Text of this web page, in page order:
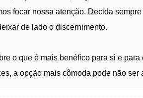
focar nossa atenção. Decida
de lado o discernimento.
o que é mais benéfico para si e
a opção mais cômoda pode não ser